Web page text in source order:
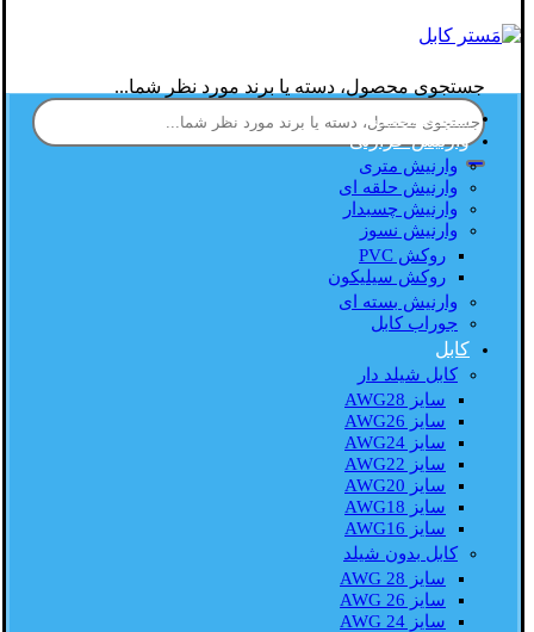
جستجوی محصول، دسته یا برند مورد نظر شما...
صفحه اصلی
وارنیش حرارتی
وارنیش متری
وارنیش حلقه ای
وارنیش چسبدار
وارنیش نسوز
روکش PVC
روکش سیلیکون
وارنیش بسته ای
جوراب کابل
کابل
کابل شیلد دار
سایز AWG28
سایز AWG26
سایز AWG24
سایز AWG22
سایز AWG20
سایز AWG18
سایز AWG16
کابل بدون شیلد
سایز AWG 28
سایز AWG 26
سایز AWG 24